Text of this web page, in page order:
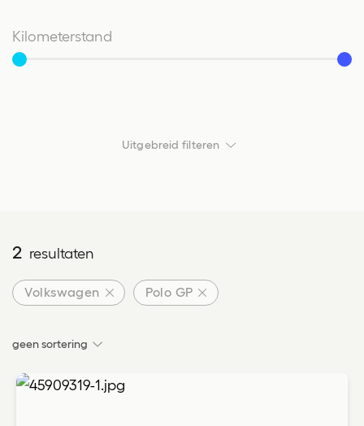
Kilometerstand
Vanaf
Tot
Carrosserie
Uitgebreid filteren
2 resultaten
Volkswagen Polo GP
geen sortering